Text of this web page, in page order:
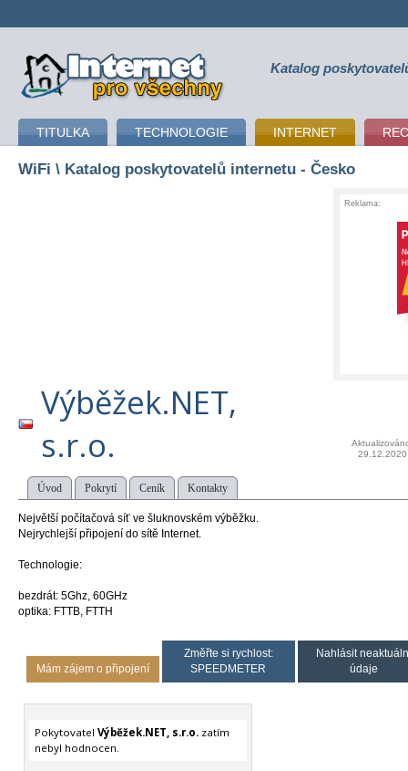
připojení k internetu Katalog
TITULKA TECHNOLOGIE INTERNET
WiFi \ Katalog poskytovatelů internetu - Česko
Reklama:
Výběžek.NET,
s.r.o.
29.12.2020
Úvod Pokrytí Ceník Kontakty
Největší počítačová síť ve šluknovském výběžku.
Nejrychlejší připojení do sítě Internet.
Technologie:
bezdrát: 5Ghz, 60GHz
optika: FTTB, FTTH
Mám zájem o připojení
Změřte si rychlost:
SPEEDMETER
Nahlásit
údaje
Pokytovatel Výběžek.NET, s.r.o.zatím
nebyl hodnocen.